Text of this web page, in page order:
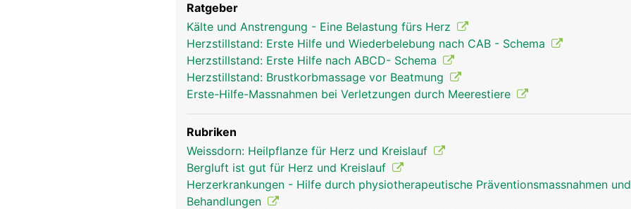
Ratgeber
Kälte und Anstrengung - Eine Belastung fürs Herz
Herzstillstand: Erste Hilfe und Wiederbelebung nach CAB - Schema
Herzstillstand: Erste Hilfe nach ABCD- Schema
Herzstillstand: Brustkorbmassage vor Beatmung
Erste-Hilfe-Massnahmen bei Verletzungen durch Meerestiere
Rubriken
Weissdorn: Heilpflanze für Herz und Kreislauf
Bergluft ist gut für Herz und Kreislauf
Herzerkrankungen - Hilfe durch physiotherapeutische Präventionsmassnahmen und
Behandlungen